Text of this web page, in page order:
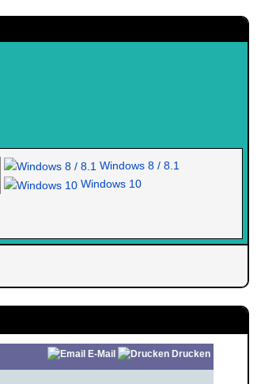
Windows 8 / 8.1
Windows 10
E-Mail Drucken